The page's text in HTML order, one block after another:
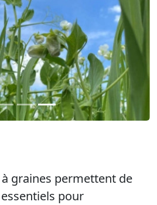
graines permettent de
pour